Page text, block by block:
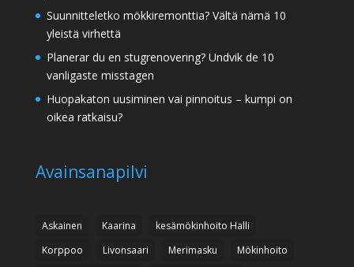
Suunnitteletko mökkiremonttia? Vältä nämä 10
yleistä virhettä
Planerar du en stugrenovering? Undvik de 10
vanligaste misstagen
Huopakaton uusiminen vai pinnoitus – kumpi on
oikea ratkaisu?
Avainsanapilvi
Askainen Kaarina
kesämökinhoito Halli
Korppoo
Livonsaari Merimasku
Mökinhoito